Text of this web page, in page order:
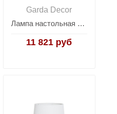
Garda Decor
Лампа настольная с кремовым абажуром X3531005
11 821 руб